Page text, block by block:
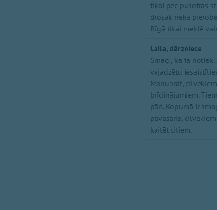
tikai pēc pusotras
drošāk nekā
Rīgā tikai meklē
Laila, dārzniece
Smagi, ka tā
vajadzētu
Manuprāt,
brīdinājumiem.
pāri. Kopumā ir
pavasaris,
kaitēt citiem.